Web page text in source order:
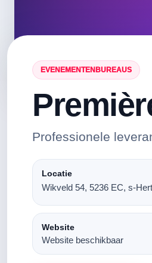
EVENEMENTENBUREAUS
Professionele
Locatie
Wikveld 54, 5236 EC, s-
Website
Website beschikbaar